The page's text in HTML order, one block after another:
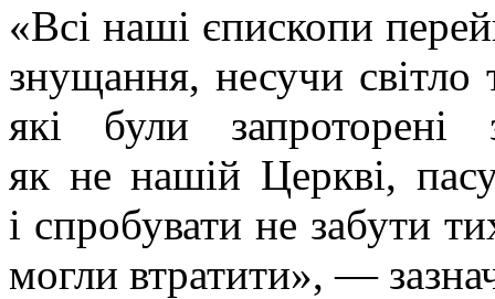
«Всі наші єпископи
знущання, несучи
які були запроторені
як не нашій Церкві,
і спробувати не забути
могли втратити», —